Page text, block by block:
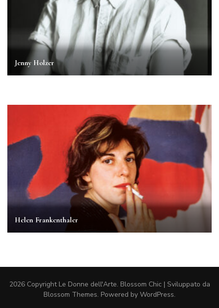
Jenny Holzer
Kiki Smith
Helen Frankenthaler
2026 Copyright Le Donne dell'Arte. Blossom Chic | Sviluppato da
Blossom Themes. Powered by WordPress.